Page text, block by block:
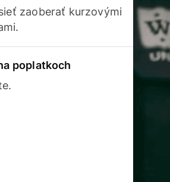
zaoberať kurzovými
poplatkoch